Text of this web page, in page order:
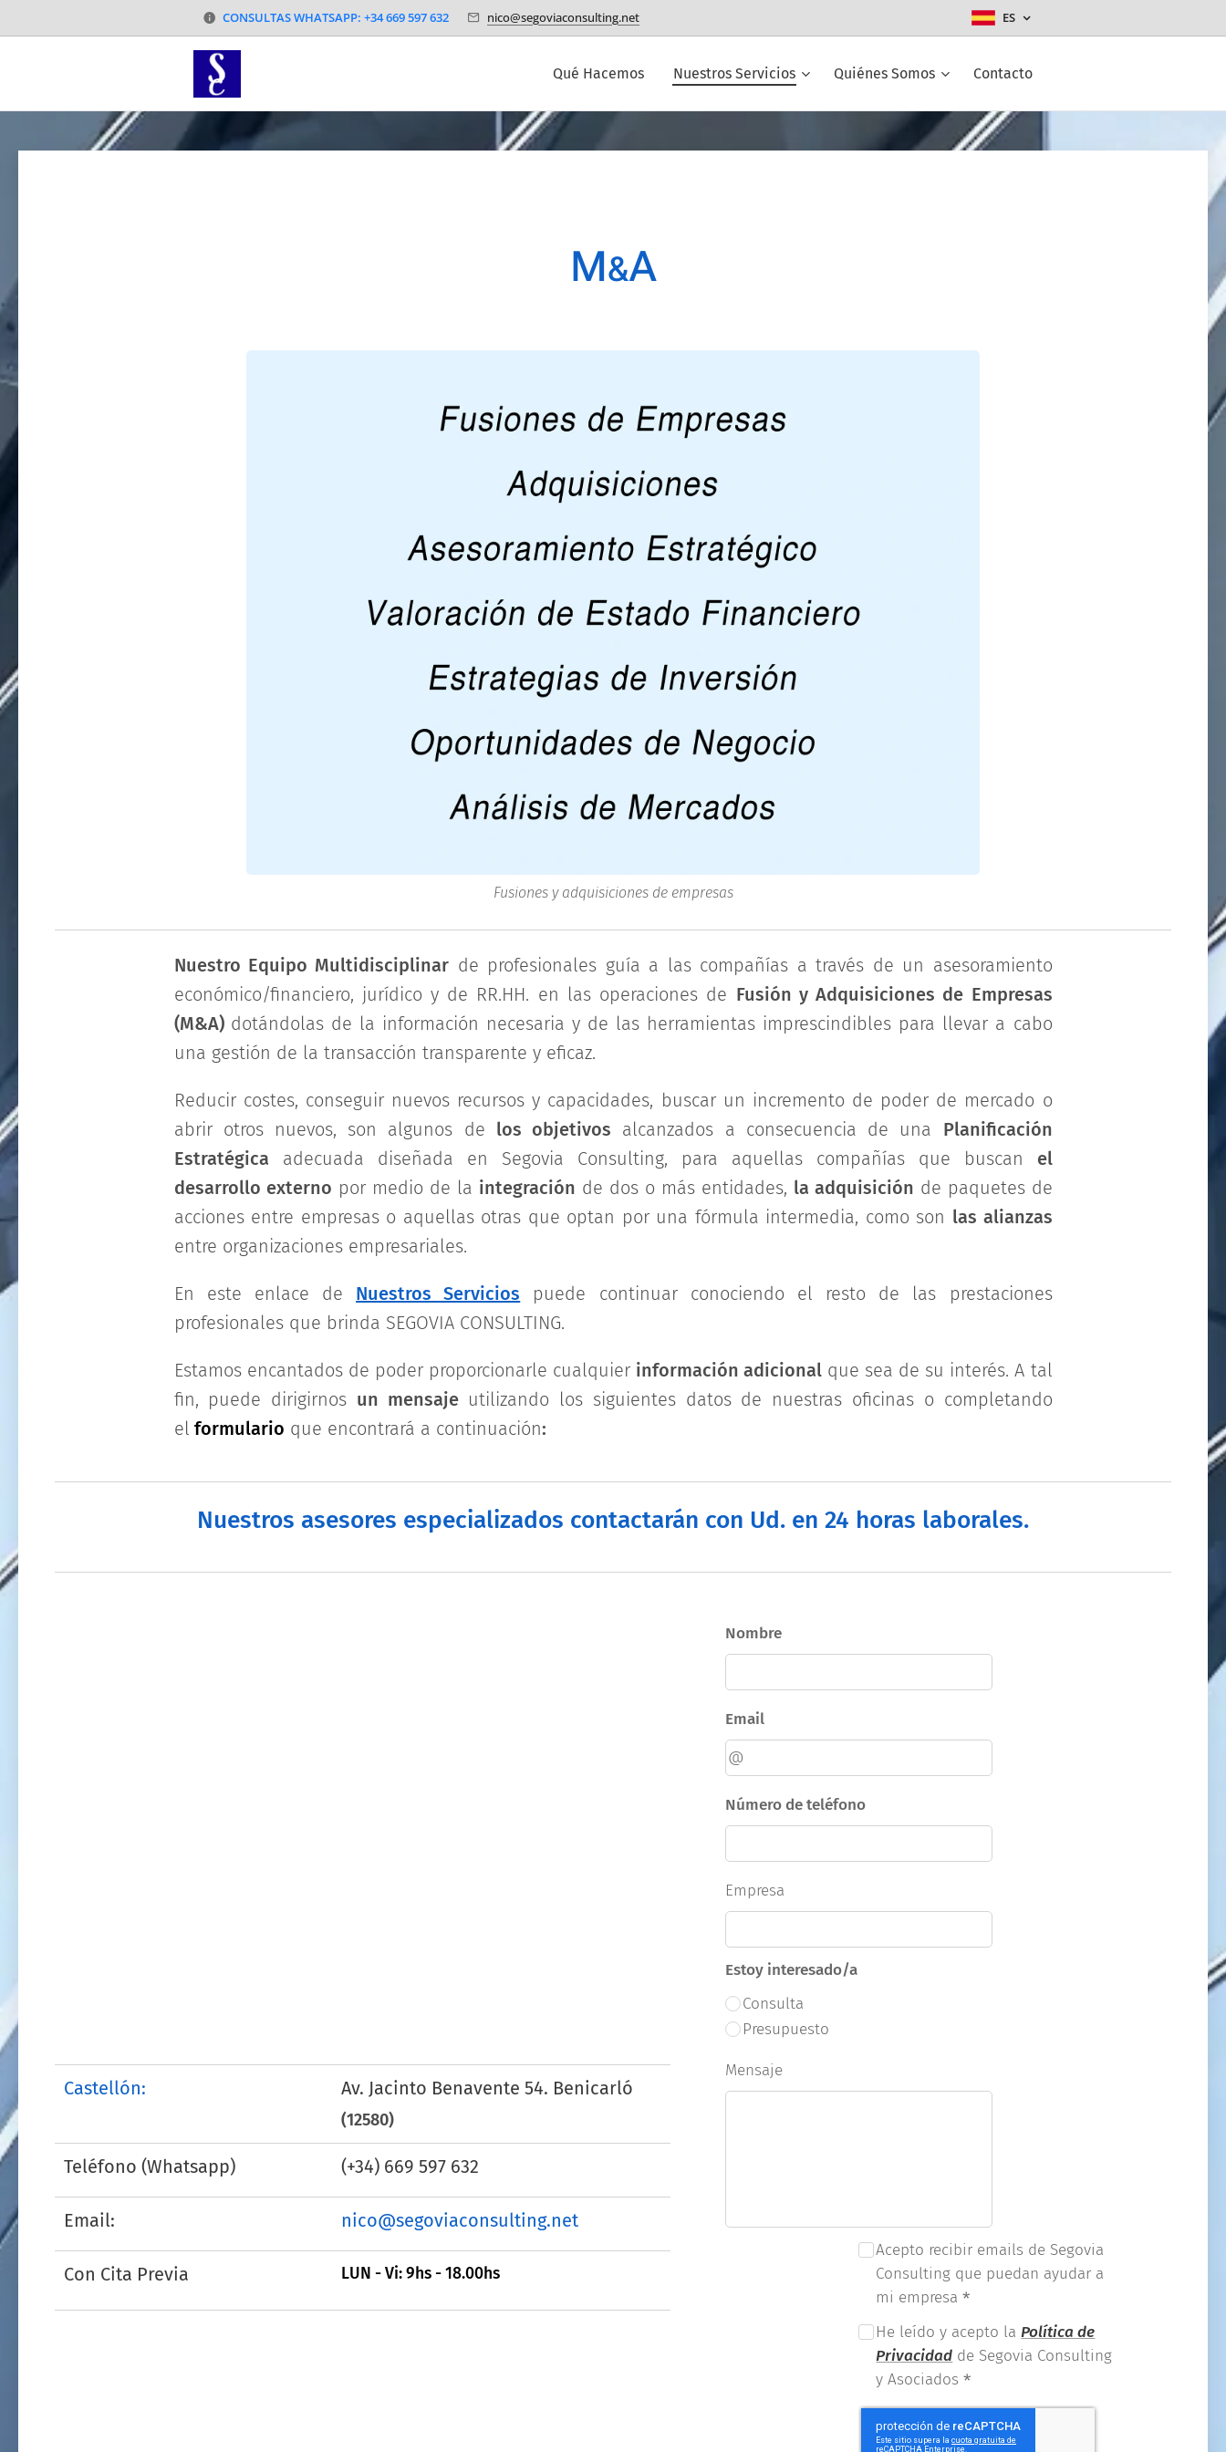
CONSULTAS WHATSAPP: +34 669 597 632 nico@segoviaconsulting.net ES
Qué Hacemos Nuestros Servicios Quiénes Somos Contacto
M&A
Fusiones y adquisiciones de empresas
Nuestro Equipo Multidisciplinar de profesionales guía a las compañías a través de un asesoramiento
económico/financiero, jurídico y de RR.HH. en las operaciones de Fusión y Adquisiciones de Empresas
(M&A) dotándolas de la información necesaria y de las herramientas imprescindibles para llevar a cabo
una gestión de la transacción transparente y eficaz.
Reducir costes, conseguir nuevos recursos y capacidades, buscar un incremento de poder de mercado o
abrir otros nuevos, son algunos de los objetivos alcanzados a consecuencia de una Planificación
Estratégica adecuada diseñada en Segovia Consulting, para aquellas compañías que buscan el
desarrollo externo por medio de la integración de dos o más entidades, la adquisición de paquetes de
acciones entre empresas o aquellas otras que optan por una fórmula intermedia, como son las alianzas
entre organizaciones empresariales.
En este enlace de Nuestros Servicios
puede continuar conociendo el resto de las prestaciones
profesionales que brinda SEGOVIA CONSULTING.
Estamos encantados de poder proporcionarle cualquier información adicional que sea de su interés. A tal
fin, puede dirigirnos un mensajeutilizando los siguientes datos de nuestras oficinas o completando
el formulario que encontrará a continuación:
Nuestros asesores especializados contactarán con Ud. en 24 horas laborales.
Castellón: Av. Jacinto Benavente 54. Benicarló
(12580)
Teléfono (Whatsapp) (+34) 669 597 632
Email: nico@segoviaconsulting.net
Con Cita Previa LUN - Vi: 9hs - 18.00hs
Nombre
Email
Número de teléfono
Empresa
Estoy interesado/a
Consulta
Presupuesto
Mensaje
Acepto recibir emails de Segovia
Consulting que puedan ayudar a
mi empresa
He leído y acepto laPolítica de
Privacidad de Segovia Consulting
y Asociados